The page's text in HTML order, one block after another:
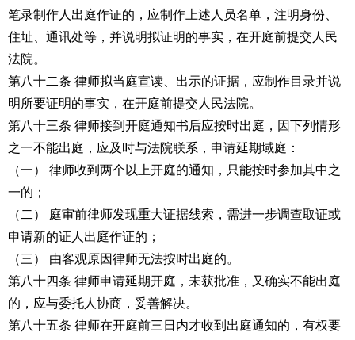
笔录制作人出庭作证的，应制作上述人员名单，注明身份、
住址、通讯处等，并说明拟证明的事实，在开庭前提交人民
法院。
第八十二条 律师拟当庭宣读、出示的证据，应制作目录并说
明所要证明的事实，在开庭前提交人民法院。
第八十三条 律师接到开庭通知书后应按时出庭，因下列情形
之一不能出庭，应及时与法院联系，申请延期域庭：
（一） 律师收到两个以上开庭的通知，只能按时参加其中之
一的；
（二） 庭审前律师发现重大证据线索，需进一步调查取证或
申请新的证人出庭作证的；
（三） 由客观原因律师无法按时出庭的。
第八十四条 律师申请延期开庭，未获批准，又确实不能出庭
的，应与委托人协商，妥善解决。
第八十五条 律师在开庭前三日内才收到出庭通知的，有权要